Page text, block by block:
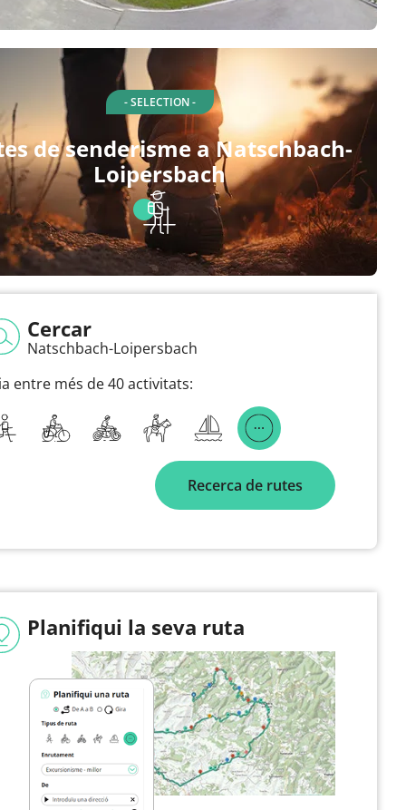
- SELECTION -
de senderisme a Natschbach-
Loipersbach
Cercar
Natschbach-Loipersbach
entre més de 40 activitats:
Recerca de rutes
Planifiqui la seva ruta